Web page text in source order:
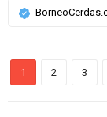
1 2 3